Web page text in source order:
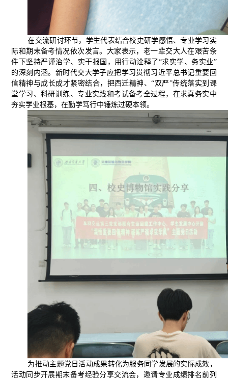
在交流研讨环节，学生代表结合校史研学感悟、专业学习实
际和期末备考情况依次发言。大家表示，老一辈交大人在艰苦条
件下坚持严谨治学、实干报国，用行动诠释了“求实学、务实业”
的深刻内涵。新时代交大学子应把学习贯彻习近平总书记重要回
信精神与成长成才紧密结合，把西迁精神、“双严”传统落实到课
堂学习、科研训练、专业实践和考试备考全过程，在求真务实中
夯实学业根基，在勤学笃行中锤炼过硬本领。
为推动主题党日活动成果转化为服务同学发展的实际成效，
活动同步开展期末备考经验分享交流会，邀请专业成绩排名前列